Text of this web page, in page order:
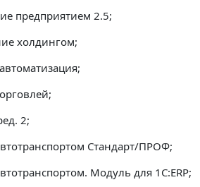
предприятием 2.5;
холдингом;
2;
Стандарт/ПРОФ;
Модуль для 1С:ERP;